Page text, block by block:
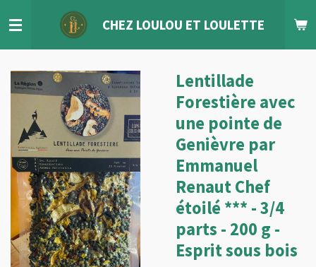
au
CHEZ LOULOU ET LOULETTE
Lentillade
Forestière avec
une pointe de
Genièvre par
Emmanuel
Renaut Chef
étoilé *** - 3/4
parts - 200 g -
Esprit sous bois